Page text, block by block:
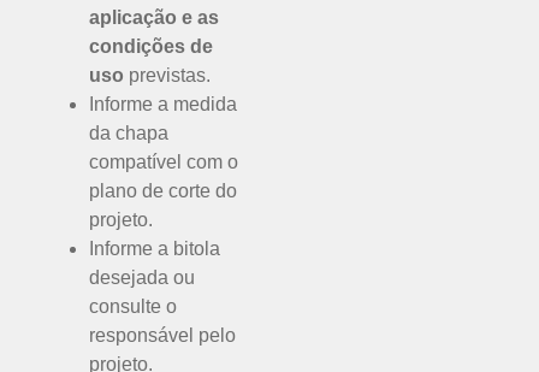
aplicação e as
condições de
uso previstas.
Informe a medida
da chapa
compatível com o
plano de corte do
projeto.
Informe a bitola
desejada ou
consulte o
responsável pelo
projeto.